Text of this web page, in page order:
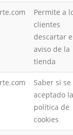
Permite a
clientes
descartar
aviso de la
tienda
Saber si
aceptado la
política de
cookies